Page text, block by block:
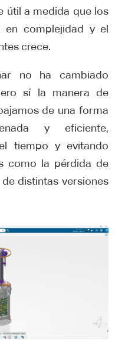
útil a medida que los
en complejidad y el
crece.
no ha cambiado
sí la manera de
de una forma
y eficiente,
tiempo y evitando
como la pérdida de
distintas versiones